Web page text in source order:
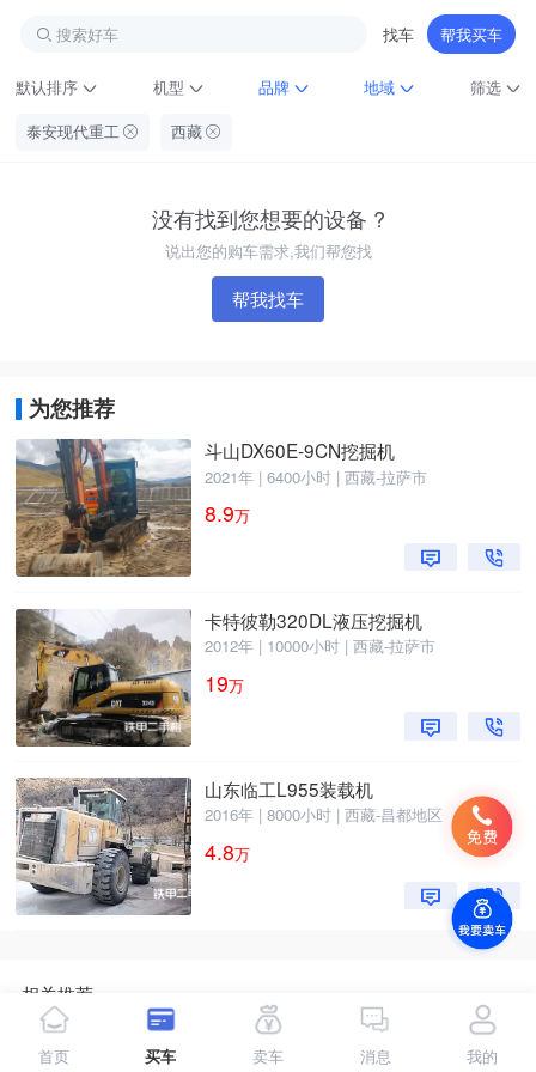
搜索好车 找车 帮我买车
默认排序 机型 品牌 地域
筛选
泰安现代重工
西藏
没有找到您想要的设备 ?
说出您的购车需求,我们帮您找
帮我找车
为您推荐
斗山DX60E-9CN挖掘机
2021年 | 6400小时 | 西藏-拉萨市
8.9万
卡特彼勒320DL液压挖掘机
2012年 | 10000小时 | 西藏-拉萨市
19万
山东临工L955装载机
2016年 | 8000小时 | 西藏-昌都地区
4.8万
相关推荐
徐工挖掘机 福建挖掘机 山东挖掘机
首页 买车 卖车 消息 我的